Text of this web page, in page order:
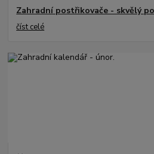
Zahradní postřikovače - skvělý
číst celé